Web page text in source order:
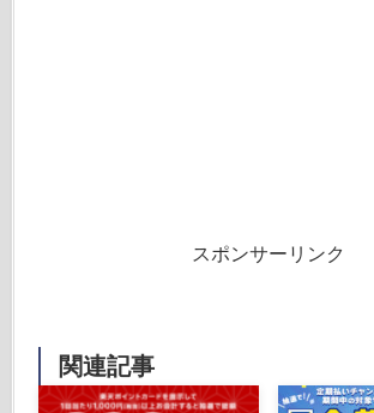
スポンサーリンク
関連記事